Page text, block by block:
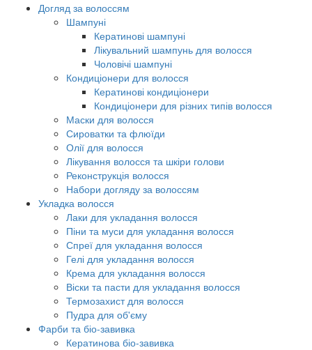
Догляд за волоссям
Шампуні
Кератинові шампуні
Лікувальний шампунь для волосся
Чоловічі шампуні
Кондиціонери для волосся
Кератинові кондиціонери
Кондиціонери для різних типів волосся
Маски для волосся
Сироватки та флюїди
Олії для волосся
Лікування волосся та шкіри голови
Реконструкція волосся
Набори догляду за волоссям
Укладка волосся
Лаки для укладання волосся
Піни та муси для укладання волосся
Спреї для укладання волосся
Гелі для укладання волосся
Крема для укладання волосся
Віски та пасти для укладання волосся
Термозахист для волосся
Пудра для об'єму
Фарби та біо-завивка
Кератинова біо-завивка